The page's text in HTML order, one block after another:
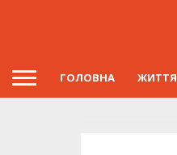
ГОЛОВНА ЖИТТЯ